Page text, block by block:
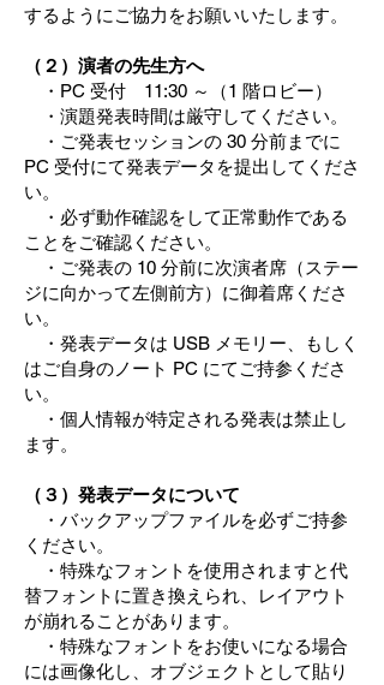
するようにご協力をお願いいたします。
（２）演者の先生方へ
・PC 受付 11:30 ～（1 階ロビー）
・演題発表時間は厳守してください。
・ご発表セッションの 30 分前までに
PC 受付にて発表データを提出してくださ
い。
・必ず動作確認をして正常動作である
ことをご確認ください。
・ご発表の 10 分前に次演者席（ステー
ジに向かって左側前方）に御着席くださ
い。
・発表データは USB メモリー、もしく
はご自身のノート PC にてご持参くださ
い。
・個人情報が特定される発表は禁止し
ます。
（３）発表データについて
・バックアップファイルを必ずご持参
ください。
・特殊なフォントを使用されますと代
替フォントに置き換えられ、レイアウト
が崩れることがあります。
・特殊なフォントをお使いになる場合
には画像化し、オブジェクトとして貼り